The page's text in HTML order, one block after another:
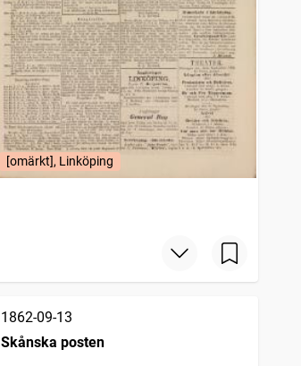
[omärkt], Linköping
1862-09-13
Skånska posten